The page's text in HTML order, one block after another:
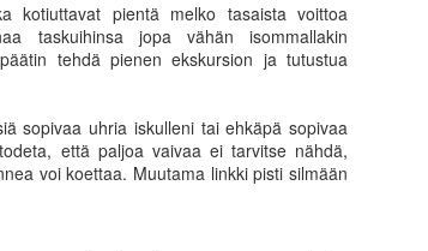
kotiuttavat pientä melko tasaista voittoa
taskuihinsa jopa vähän isommallakin
tehdä pienen ekskursion ja tutustua
sopivaa uhria iskulleni tai ehkäpä sopivaa
että paljoa vaivaa ei tarvitse nähdä,
voi koettaa. Muutama linkki pisti silmään
nopeammin sinne minne pyrin. Vuosien jälkeen on
että että oikopolkuja on kovin vähän. Matkan
pohjaa tuleville onnistumisille ja antaa
Ihminen tuppaa kasvamaan ja kypsymään
kontaktit, kohtaamiset ja kokemukset
joita olet ostanut sekä muuta